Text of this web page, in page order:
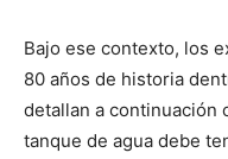
Bajo ese contexto, los
80 años de historia
detallan a continuación
tanque de agua debe